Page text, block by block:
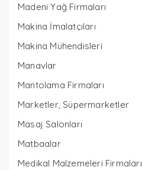
Madeni Yağ Firmaları
Makina İmalatçıları
Makina Mühendisleri
Manavlar
Mantolama Firmaları
Marketler, Süpermarketler
Masaj Salonları
Matbaalar
Medikal Malzemeleri Firmaları